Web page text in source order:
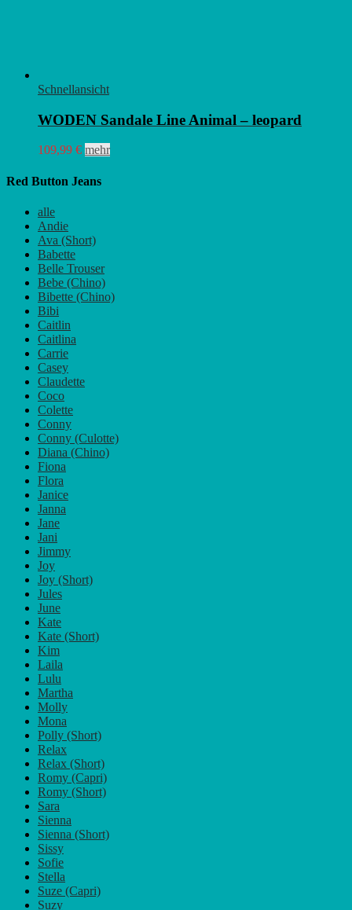
Schnellansicht
WODEN Sandale Line Animal – leopard
109,99 € mehrDieses
der
Produktseite
Red Button Jeans
alle
Andie
Ava (Short)
Babette
Belle Trouser
Bebe (Chino)
Bibette (Chino)
Bibi
Caitlin
Caitlina
Carrie
Casey
Claudette
Coco
Colette
Conny
Conny (Culotte)
Diana (Chino)
Fiona
Flora
Janice
Janna
Jane
Jani
Jimmy
Joy
Joy (Short)
Jules
June
Kate
Kate (Short)
Kim
Laila
Lulu
Martha
Molly
Mona
Polly (Short)
Relax
Relax (Short)
Romy (Capri)
Romy (Short)
Sara
Sienna
Sienna (Short)
Sissy
Sofie
Stella
Suze (Capri)
Suzy